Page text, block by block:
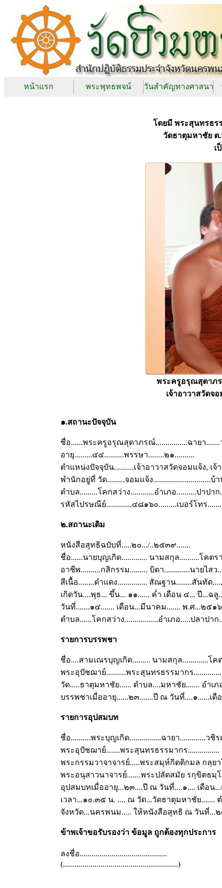
หน้าแรก พระพุทธพจน์ วันสำคัญทางศาสนา
โดยมี พระสุนทรธ
วัดธาตุมหาชัย ต
เ
พระครูอรุณสุตาภ
เจ้าอาวาสวัดจ
๑.สถานะปัจจุบัน
ชื่อ......พระครูอรุณสุตาภรณ์................ฉายา.......
อายุ.........๔๔..........พรรษา........๒๑..........
ตำแหน่งปัจจุบัน..........เจ้าอาวาสวัดจอมแจ้ง, เจ้
พำนักอยู่ที่ วัด.........จอมแจ้ง.............................บ้า
ตำบล.........โคกสว่าง............อำเภอ..........ปาปา
รหัสไปรษณีย์.............๔๘๑๖๐.........เบอร์โทร
๒.สถานะเดิม
หนังสือสุทธิฉบับที่.....๒๐.../..๒๕๓๙.......
ชื่อ......นายบุญเกิด............. นามสกุล..........โคตร
อาชีพ..........กสิกรรม......... บิดา.............นายไสว
สีเนื้อ........ดำแดง............... สัณฐาน........สันทัด
เกิดวัน....พุธ... ขึ้น... ๑๑...... ค่ำ เดือน ๔... ปี...ฉลู
วันที่.......๑๔....... เดือน...มีนาคม....... พ.ศ...๒๕๑
ตำบล......โคกสว่าง.................อำเภอ.....ปลาปา
รายการบรรพชา
ชื่อ....สามเณรบุญเกิด......... นามสกุล.............โค
พระอุปัชฌาย์..........พระสุนทรธรรมากร
วัด.....ธาตุมหาชัย...... ตำบล....มหาชัย....... อำเ
บรรพชาเมื่ออายุ......๒๓.......ปี ณ วันที่....๑......เ
รายการอุปสมบท
ชื่อ..........พระบุญเกิด................ฉายา.............วชิ
พระอุปัชฌาย์.......พระสุนทรธรรมากร................
พระกรรมวาจาจารย์.....พระสมุห์กิตติกมล กลฺยา
พระอนุสาวนาจารย์.......พระปลัดสมัย รกฺขิตธมฺโ
อุปสมบทเมื่ออายุ...๒๓....ปี ณ วันที่....๑.... เดือน
เวลา...๑๐.๓๕ น. .... ณ วัด...วัดธาตุมหาชัย.......
จังหวัด...นครพนม..... ให้หนังสือสุทธิ ณ วันที่...๒
ข้าพเจ้าขอรับรองว่า ข้อมูล ถูกต้องทุกประการ
ลงชื่อ............................................
(..........................................................)